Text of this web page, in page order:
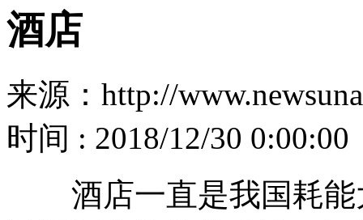
酒店
来源：http://
时间 : 2018/12/30 0:00:00
酒店一直是我国耗能